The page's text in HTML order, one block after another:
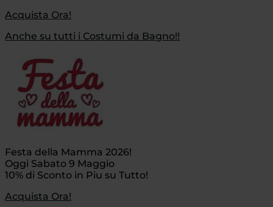
Acquista Ora!
Anche su tutti i Costumi da Bagno!!
Festa della Mamma 2026!
Oggi Sabato 9 Maggio
10% di Sconto in Piu su Tutto!
Acquista Ora!